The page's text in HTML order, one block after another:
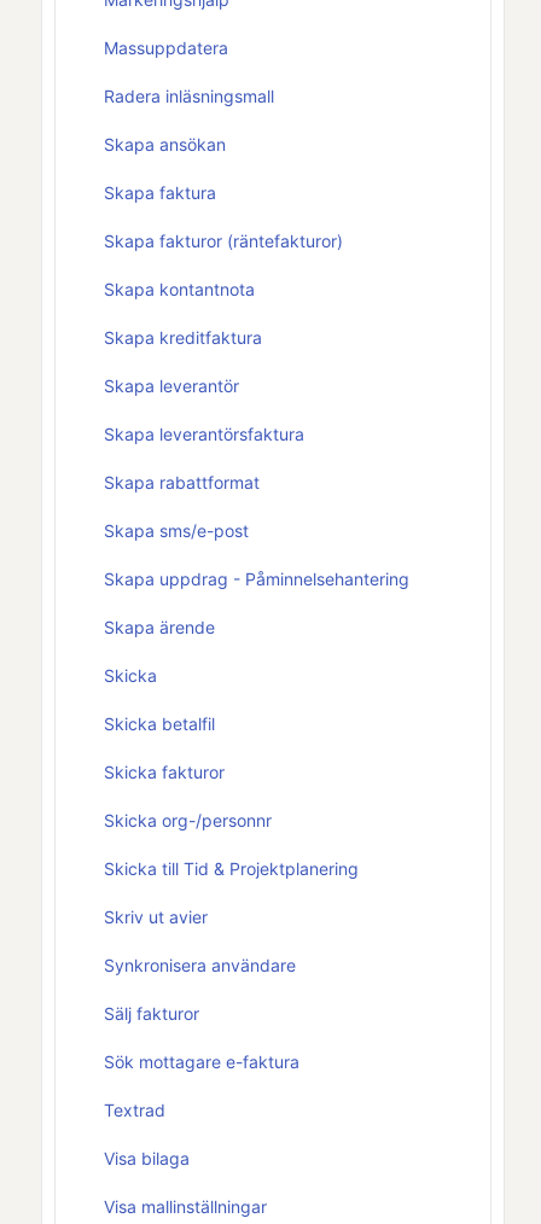
Massuppdatera
Radera inläsningsmall
Skapa ansökan
Skapa faktura
Skapa fakturor (räntefakturor)
Skapa kontantnota
Skapa kreditfaktura
Skapa leverantör
Skapa leverantörsfaktura
Skapa rabattformat
Skapa sms/e-post
Skapa uppdrag - Påminnelsehantering
Skapa ärende
Skicka
Skicka betalfil
Skicka fakturor
Skicka org-/personnr
Skicka till Tid & Projektplanering
Skriv ut avier
Synkronisera användare
Sälj fakturor
Sök mottagare e-faktura
Textrad
Visa bilaga
Visa mallinställningar